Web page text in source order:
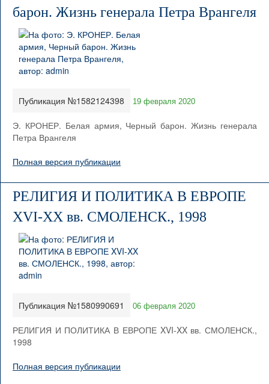
барон. Жизнь генерала Петра Врангеля
Публикация №1582124398 19 февраля 2020
Э. КРОНЕР. Белая армия, Черный барон. Жизнь генерала
Петра Врангеля
Полная версия публикации
РЕЛИГИЯ И ПОЛИТИКА В ЕВРОПЕ
XVI-XX вв. СМОЛЕНСК., 1998
Публикация №1580990691 06 февраля 2020
РЕЛИГИЯ И ПОЛИТИКА В ЕВРОПЕ XVI-XX вв. СМОЛЕНСК.,
1998
Полная версия публикации